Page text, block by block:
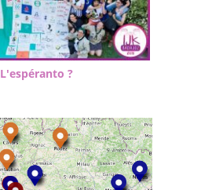
L'espéranto ?